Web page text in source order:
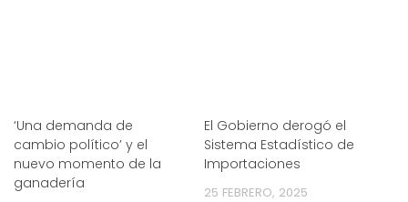
‘Una demanda de
cambio político’ y el
nuevo momento de la
ganadería
El Gobierno derogó el
Sistema Estadístico de
Importaciones
25 FEBRERO, 2025